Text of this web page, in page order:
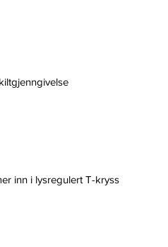
inn i lysregulert T-kryss